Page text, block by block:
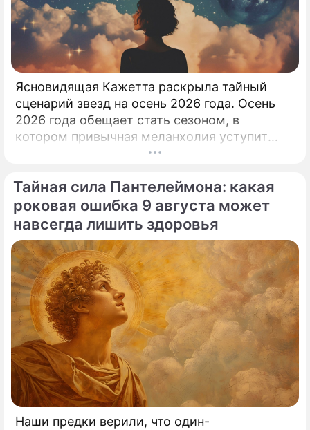
Ясновидящая Кажетта раскрыла тайный
сценарий звезд на осень 2026 года. Осень
2026 года обещает стать сезоном, в
котором привычная меланхолия уступит
место активному движению, полезным
Тайная сила Пантелеймона: какая
роковая ошибка 9 августа может
навсегда лишить здоровья
Наши предки верили, что один-